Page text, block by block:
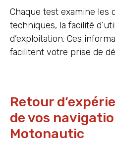
Chaque test examine les
techniques, la facilité
d’exploitation. Ces
facilitent votre prise de
Retour
de vos
Motonautic